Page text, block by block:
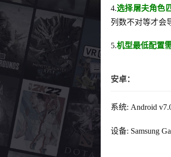
4.选择屠夫角色
列数不对等才会
5.机型最低配置需
安卓：
系统: Android
设备: Samsung